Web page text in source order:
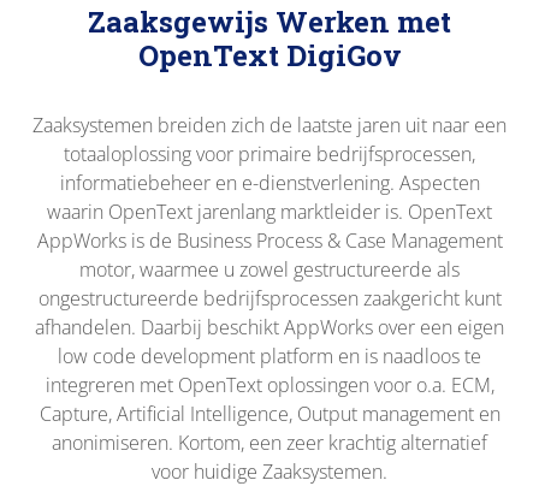
Zaaksgewijs Werken met
OpenText DigiGov
Zaaksystemen breiden zich de laatste jaren uit naar een
totaaloplossing voor primaire bedrijfsprocessen,
informatiebeheer en e-dienstverlening. Aspecten
waarin OpenText jarenlang marktleider is. OpenText
AppWorks is de Business Process & Case Management
motor, waarmee u zowel gestructureerde als
ongestructureerde bedrijfsprocessen zaakgericht kunt
afhandelen. Daarbij beschikt AppWorks over een eigen
low code development platform en is naadloos te
integreren met OpenText oplossingen voor o.a. ECM,
Capture, Artificial Intelligence, Output management en
anonimiseren. Kortom, een zeer krachtig alternatief
voor huidige Zaaksystemen.